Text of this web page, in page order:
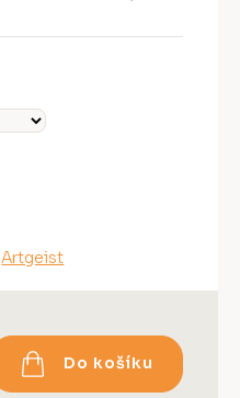
Artgeist
Do košíku